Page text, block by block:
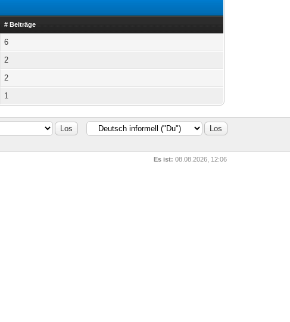
# Beiträge
6
2
2
1
Es ist: 08.08.2026, 12:06